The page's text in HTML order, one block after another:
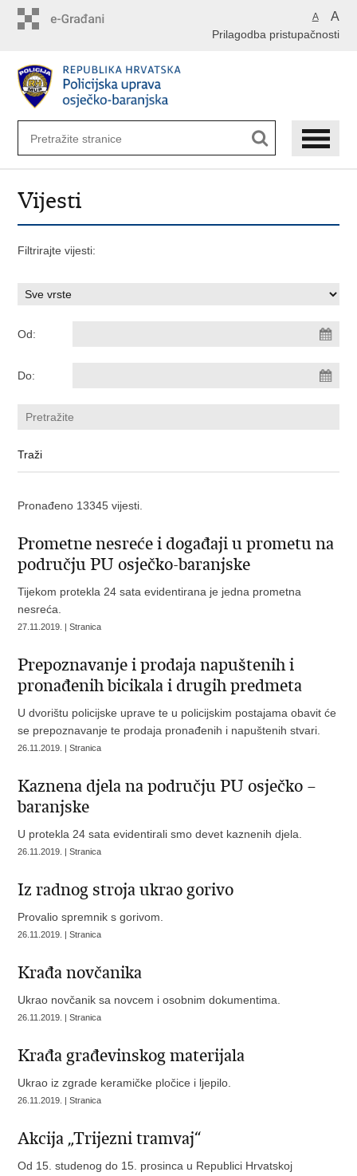
A A
Prilagodba pristupačnosti
Vijesti
Filtrirajte vijesti:
Od:
Do:
Pronađeno 13345 vijesti.
Prometne nesreće i događaji u prometu na
području PU osječko-baranjske
Tijekom protekla 24 sata evidentirana je jedna prometna
nesreća.
27.11.2019. | Stranica
Prepoznavanje i prodaja napuštenih i
pronađenih bicikala i drugih predmeta
U dvorištu policijske uprave te u policijskim postajama obavit će
se prepoznavanje te prodaja pronađenih i napuštenih stvari.
26.11.2019. | Stranica
Kaznena djela na području PU osječko –
baranjske
U protekla 24 sata evidentirali smo devet kaznenih djela.
26.11.2019. | Stranica
Iz radnog stroja ukrao gorivo
Provalio spremnik s gorivom.
26.11.2019. | Stranica
Krađa novčanika
Ukrao novčanik sa novcem i osobnim dokumentima.
26.11.2019. | Stranica
Krađa građevinskog materijala
Ukrao iz zgrade keramičke pločice i ljepilo.
26.11.2019. | Stranica
Akcija „Trijezni tramvaj“
Od 15. studenog do 15. prosinca u Republici Hrvatskoj